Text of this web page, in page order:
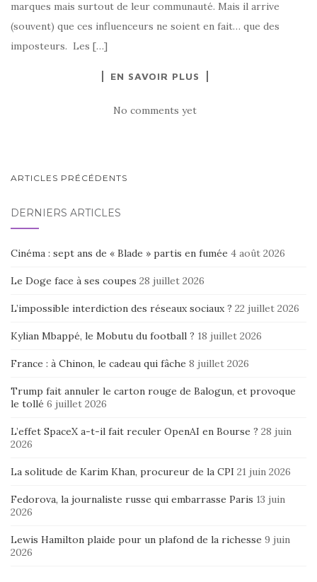
marques mais surtout de leur communauté. Mais il arrive
(souvent) que ces influenceurs ne soient en fait… que des
imposteurs. Les […]
EN SAVOIR PLUS
No comments yet
NAVIGATION
SEIN
DES
ARTICLES
ARTICLES PRÉCÉDENTS
DERNIERS ARTICLES
Cinéma : sept ans de « Blade » partis en fumée 4 août 2026
Le Doge face à ses coupes 28 juillet 2026
L’impossible interdiction des réseaux sociaux ? 22 juillet 2026
Kylian Mbappé, le Mobutu du football ? 18 juillet 2026
France : à Chinon, le cadeau qui fâche 8 juillet 2026
Trump fait annuler le carton rouge de Balogun, et provoque
le tollé 6 juillet 2026
L’effet SpaceX a-t-il fait reculer OpenAI en Bourse ? 28 juin
2026
La solitude de Karim Khan, procureur de la CPI 21 juin 2026
Fedorova, la journaliste russe qui embarrasse Paris 13 juin
2026
Lewis Hamilton plaide pour un plafond de la richesse 9 juin
2026